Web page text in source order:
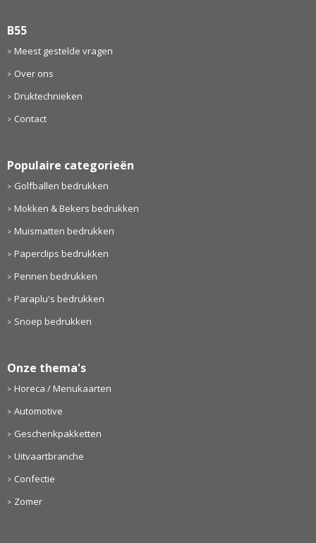
B55
Meest gestelde vragen
Over ons
Druktechnieken
Contact
Populaire categorieën
Golfballen bedrukken
Mokken & Bekers bedrukken
Muismatten bedrukken
Paperclips bedrukken
Pennen bedrukken
Paraplu's bedrukken
Snoep bedrukken
Onze thema's
Horeca / Menukaarten
Automotive
Geschenkpakketten
Uitvaartbranche
Confectie
Zomer